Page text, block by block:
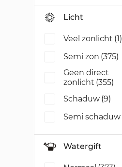
Licht
Veel zonlicht (1)
Semi zon (375)
Geen direct
zonlicht (355)
Schaduw (9)
Semi schaduw
Watergift